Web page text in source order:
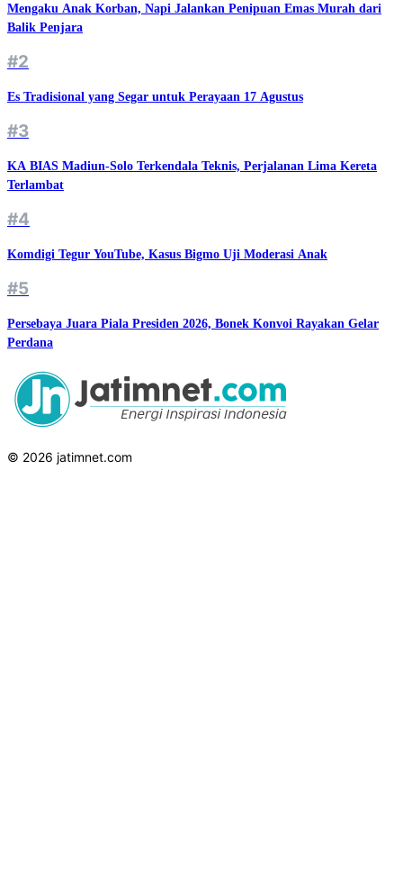
Mengaku Anak Korban, Napi Jalankan Penipuan Emas Murah dari
Balik Penjara
#2
Es Tradisional yang Segar untuk Perayaan 17 Agustus
#3
KA BIAS Madiun-Solo Terkendala Teknis, Perjalanan Lima Kereta
Terlambat
#4
Komdigi Tegur YouTube, Kasus Bigmo Uji Moderasi Anak
#5
Persebaya Juara Piala Presiden 2026, Bonek Konvoi Rayakan Gelar
Perdana
© 2026 jatimnet.com